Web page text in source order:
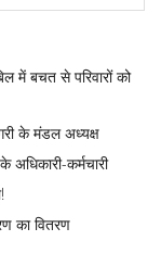
में बचत से परिवारों को
के मंडल अध्यक्ष
कर्मचारी
का वितरण